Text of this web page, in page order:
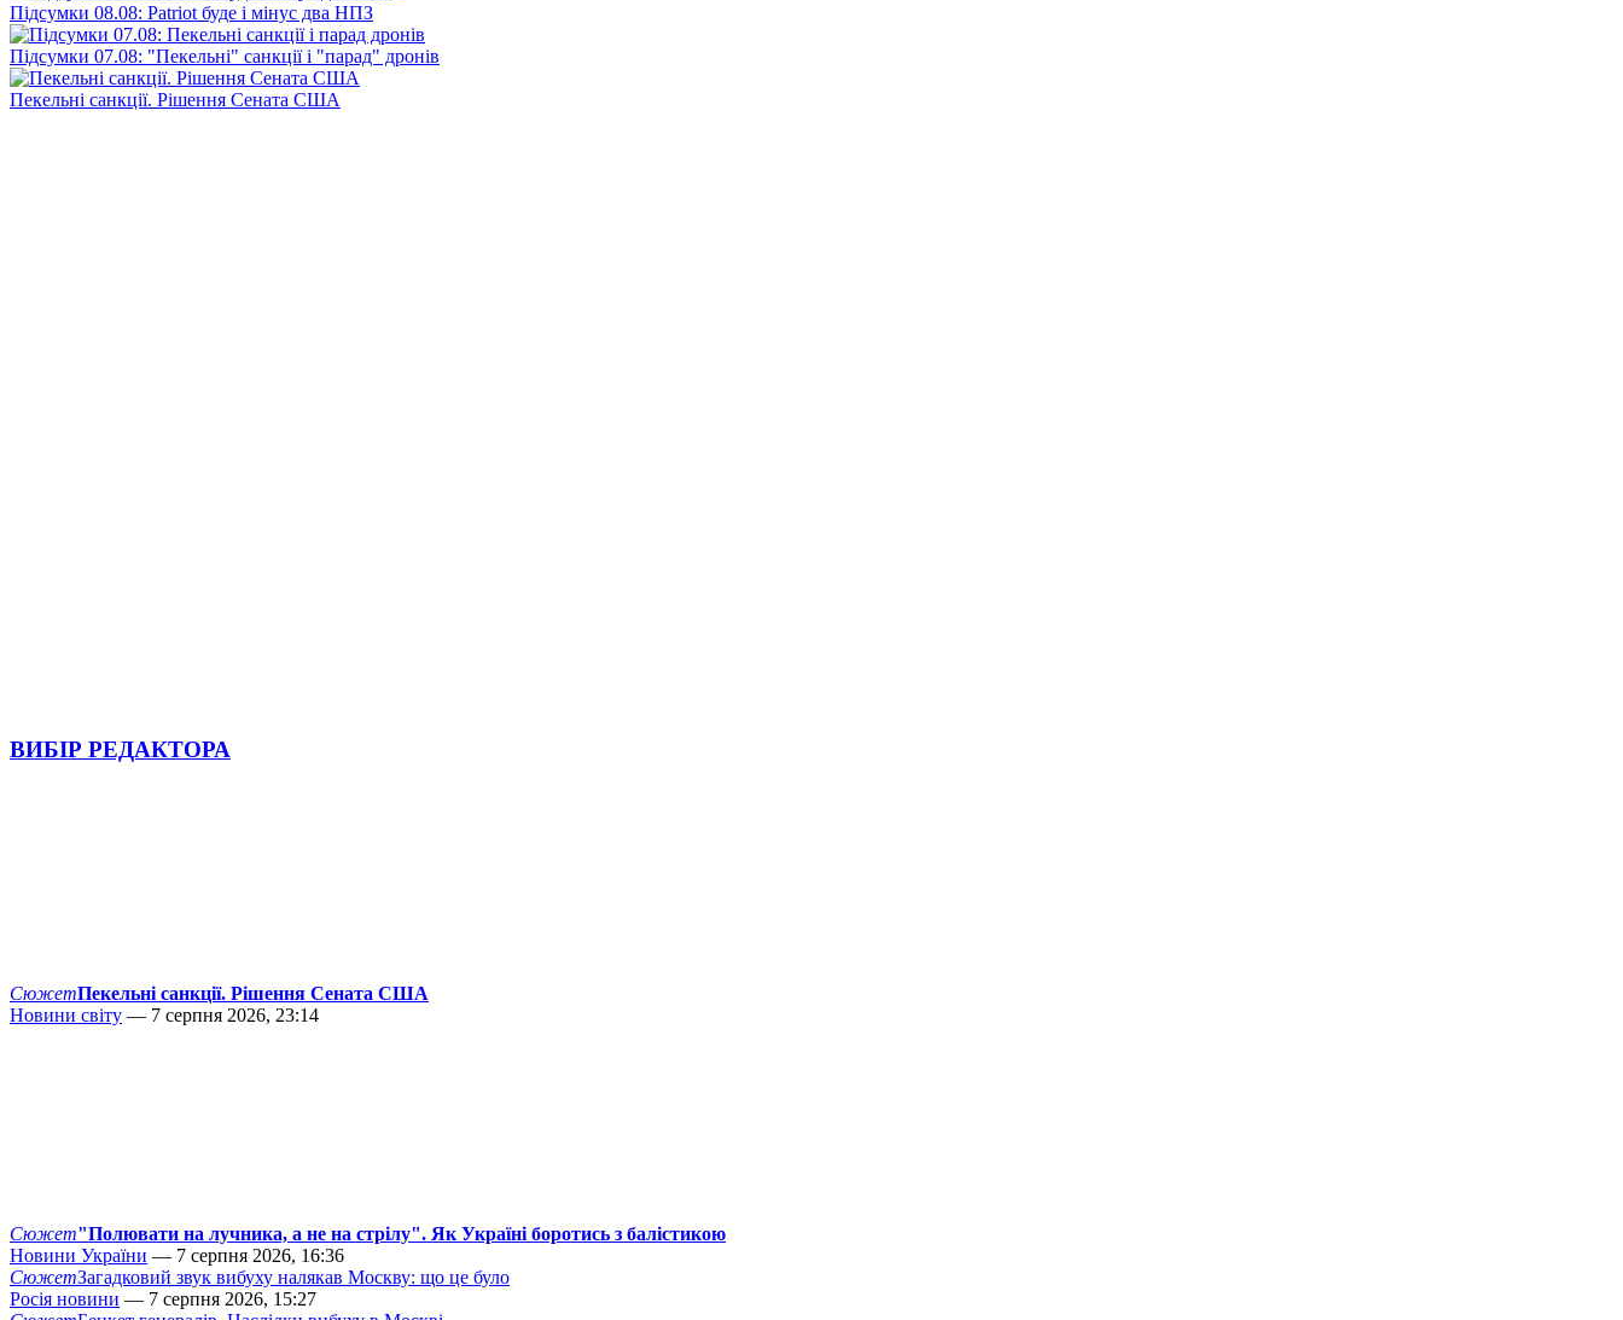
Підсумки 08.08: Patriot буде і мінус два НПЗ
Підсумки 07.08: "Пекельні" санкції і "парад" дронів
Пекельні санкції. Рішення Сената США
ВИБІР РЕДАКТОРА
СюжетПекельні санкції. Рішення Сената США
Новини світу — 7 серпня 2026, 23:14
Сюжет"Полювати на лучника, а не на стрілу". Як Україні боротись з балістикою
Новини України — 7 серпня 2026, 16:36
СюжетЗагадковий звук вибуху налякав Москву: що це було
Росія новини — 7 серпня 2026, 15:27